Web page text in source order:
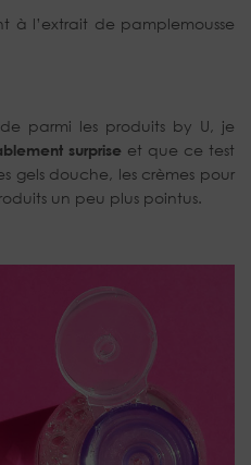
à l’extrait de pamplemousse
parmi les produits by U, je
surprise et que ce test
gels douche, les crèmes pour
un peu plus pointus.